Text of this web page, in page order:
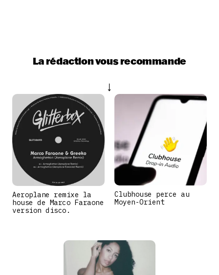
La rédaction vous recommande
Aeroplane remixe la
house de Marco Faraone
version disco.
Clubhouse perce au
Moyen-Orient